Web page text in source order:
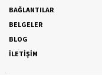
BAĞLANTILAR
BELGELER
BLOG
İLETİŞİM